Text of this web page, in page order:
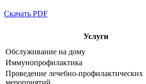
Скачать PDF
Услуги
Обслуживание на дому
Иммунопрофилактика
Проведение лечебно-профилактических
мероприятий